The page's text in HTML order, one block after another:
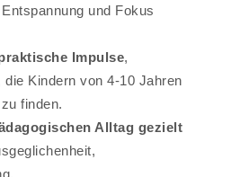
Entspannung und Fokus
Impulse,
Kindern von 4-10 Jahren
finden.
Alltag gezielt